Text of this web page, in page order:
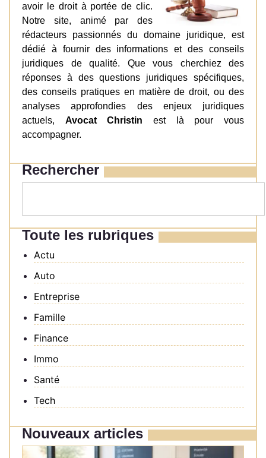
avoir le droit à portée de clic.
Notre site, animé par des
rédacteurs passionnés du domaine juridique, est
dédié à fournir des informations et des conseils
juridiques de qualité. Que vous cherchiez des
réponses à des questions juridiques spécifiques,
des conseils pratiques en matière de droit, ou des
analyses approfondies des enjeux juridiques
actuels, Avocat Christin est là pour vous
accompagner.
Rechercher
Toute les rubriques
Actu
Auto
Entreprise
Famille
Finance
Immo
Santé
Tech
Nouveaux articles